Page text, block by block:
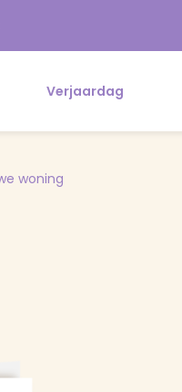
Verjaardag
woning